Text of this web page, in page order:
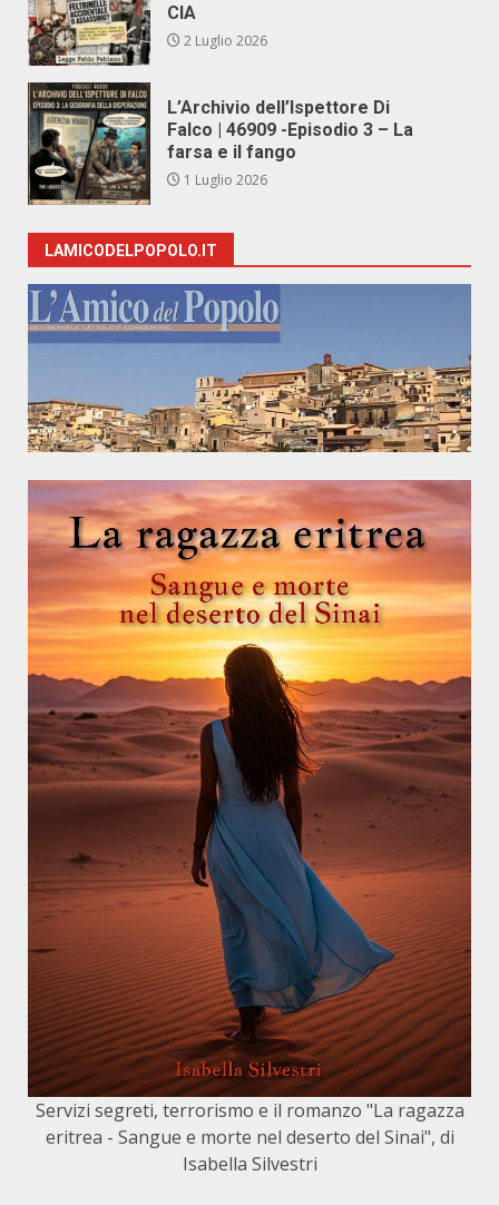
CIA
2 Luglio 2026
L’Archivio dell’Ispettore Di
Falco | 46909 -Episodio 3 – La
farsa e il fango
1 Luglio 2026
LAMICODELPOPOLO.IT
Servizi segreti, terrorismo e il romanzo "La ragazza
eritrea - Sangue e morte nel deserto del Sinai", di
Isabella Silvestri